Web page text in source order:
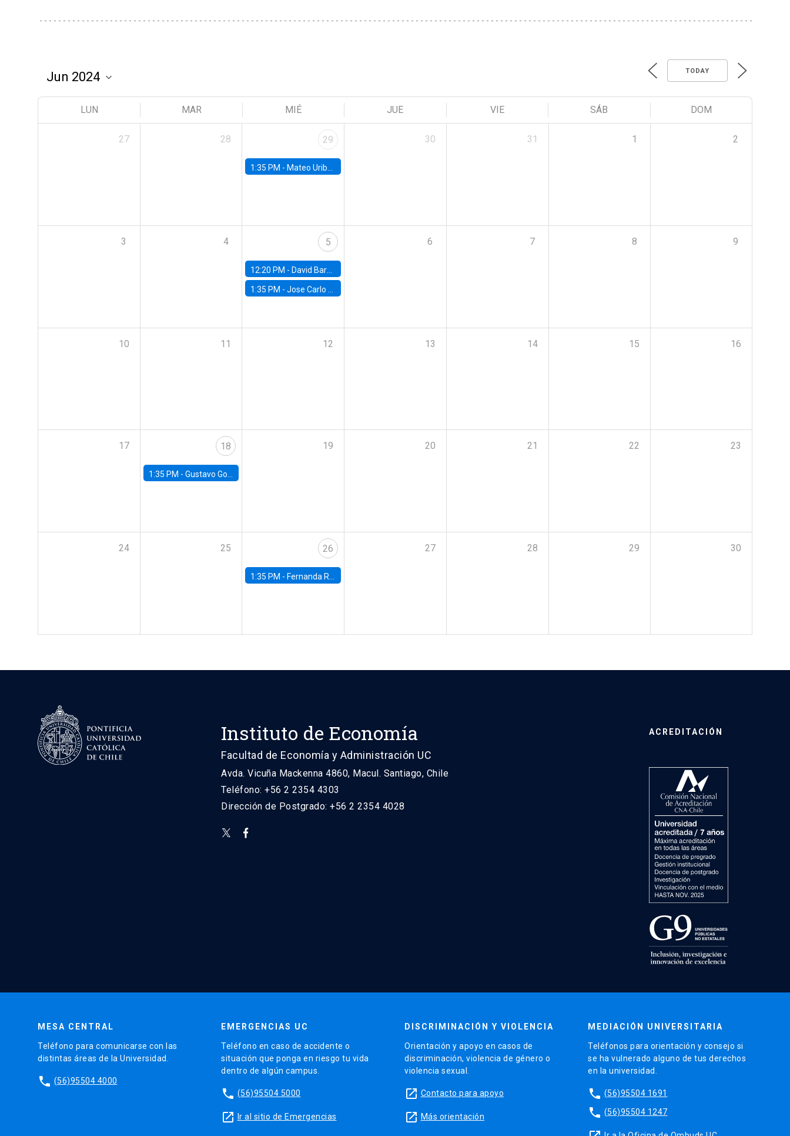
TODAY
LUN MAR MIÉ JUE VIE SÁB DOM
27 28 29
1:35 PM - Mateo Uribe-Castro, Universidad de los Andes (Colombia)
30 31 1 2
3 4 5
12:20 PM - David Bardey, Universidad de los Andes - CEDE
1:35 PM -Jose Carlo Bermudez, UC (ME) & World Bank
6 7 8 9
10 11 12 13 14 15 16
17 18
1:35 PM - Gustavo González, Banco Central de Chile
19 20 21 22 23
24 25 26
1:35 PM - Fernanda Rojas Ampuero, University of Wisconsin-Madison
27 28 29 30
Instituto de Economía
Facultad de Economía y Administración UC
Avda. Vicuña Mackenna 4860, Macul. Santiago, Chile
Teléfono: +56 2 2354 4303
Dirección de Postgrado: +56 2 2354 4028
ACREDITACIÓN
MESA CENTRAL
Teléfono para comunicarse con las
distintas áreas de la Universidad.
phone (56)95504 4000
EMERGENCIAS UC
Teléfono en caso de accidente o
situación que ponga en riesgo tu vida
dentro de algún campus.
phone (56)95504 5000
launch Ir al sitio de Emergencias
DISCRIMINACIÓN Y VIOLENCIA
Orientación y apoyo en casos de
discriminación, violencia de género o
violencia sexual.
launch Contacto para apoyo
launch Más orientación
MEDIACIÓN UNIVERSITARIA
Teléfonos para orientación y consejo si
se ha vulnerado alguno de tus derechos
en la universidad.
phone (56)95504 1691
phone (56)95504 1247